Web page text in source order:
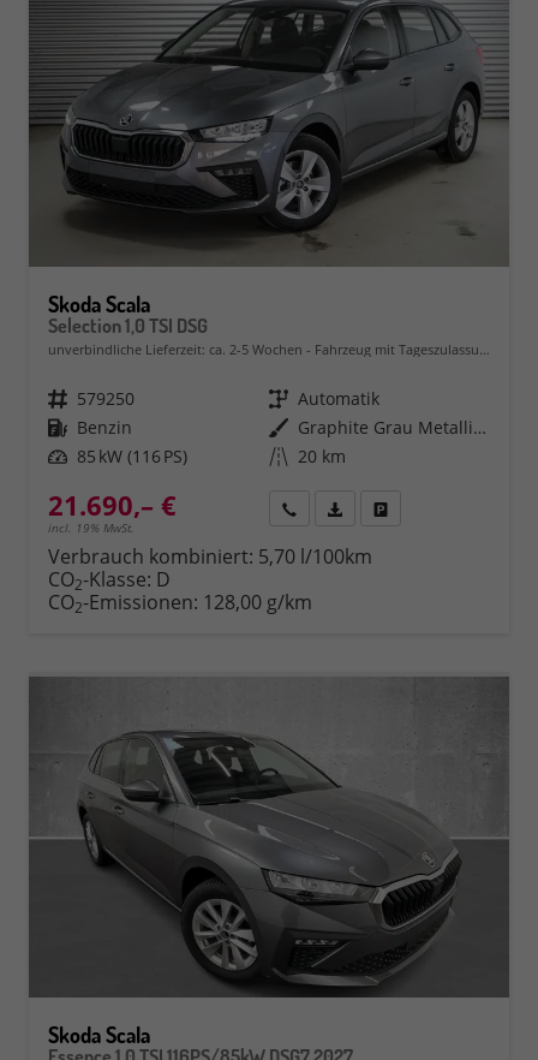
Skoda Scala
Selection 1,0 TSI DSG
unverbindliche Lieferzeit: ca. 2-5 Wochen Fahrzeug mit Tageszulassung
Fahrzeugnr. 579250 Getriebe Automatik
Kraftstoff Benzin Außenfarbe
Graphite Grau Metallic (5X)
Leistung 85 kW (116 PS) Kilometerstand 20 km
21.690,– €
incl. 19% MwSt.
Rückruf PDF-Datei, Fahrzeugexposé
Verbrauch kombiniert: 5,70 l/100km
CO2-Klasse: D
CO2-Emissionen: 128,00 g/km
Skoda Scala